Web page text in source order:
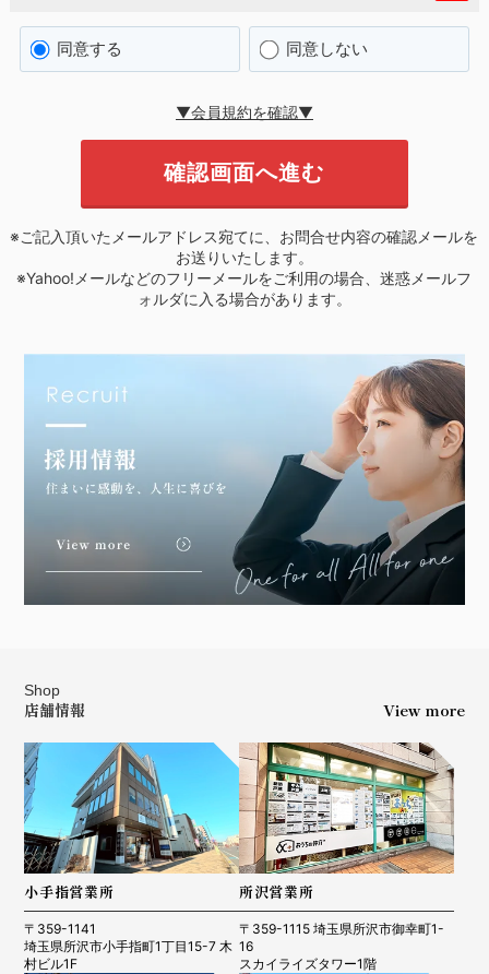
同意する 同意しない
▼会員規約を確認▼
※ご記入頂いたメールアドレス宛てに、お問合せ内容の確認メールを
お送りいたします。
※Yahoo!メールなどのフリーメールをご利用の場合、迷惑メールフ
ォルダに入る場合があります。
Shop
店舗情報 View more
小手指営業所
〒359-1141
埼玉県所沢市小手指町1丁目15-7 木
村ビル1F
所沢営業所
〒359-1115 埼玉県所沢市御幸町1-
16
スカイライズタワー1階